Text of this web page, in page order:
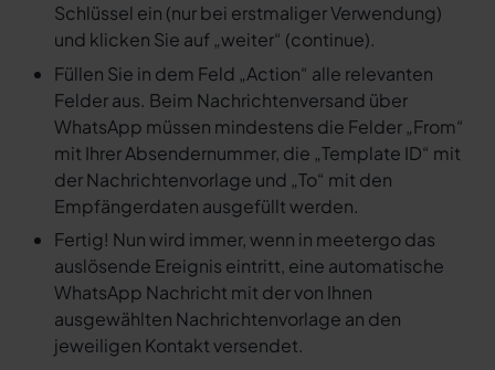
Schlüssel ein (nur bei erstmaliger Verwendung)
und klicken Sie auf „weiter“ (continue).
Füllen Sie in dem Feld „Action“ alle relevanten
Felder aus. Beim Nachrichtenversand über
WhatsApp müssen mindestens die Felder „From“
mit Ihrer Absendernummer, die „Template ID“ mit
der Nachrichtenvorlage und „To“ mit den
Empfängerdaten ausgefüllt werden.
Fertig! Nun wird immer, wenn in meetergo das
auslösende Ereignis eintritt, eine automatische
WhatsApp Nachricht mit der von Ihnen
ausgewählten Nachrichtenvorlage an den
jeweiligen Kontakt versendet.